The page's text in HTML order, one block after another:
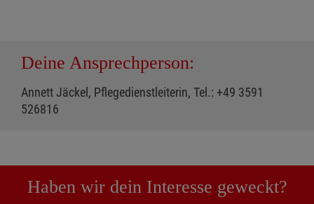
Deine Ansprechperson:
Annett Jäckel, Pflegedienstleiterin, Tel.: +49 3591
526816
Haben wir dein Interesse geweckt?